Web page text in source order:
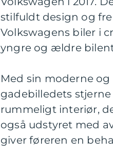
stilfuldt design og
Volkswagens biler i
yngre og ældre
Med sin moderne
gadebilledets
rummeligt interiør,
også udstyret med
giver føreren en